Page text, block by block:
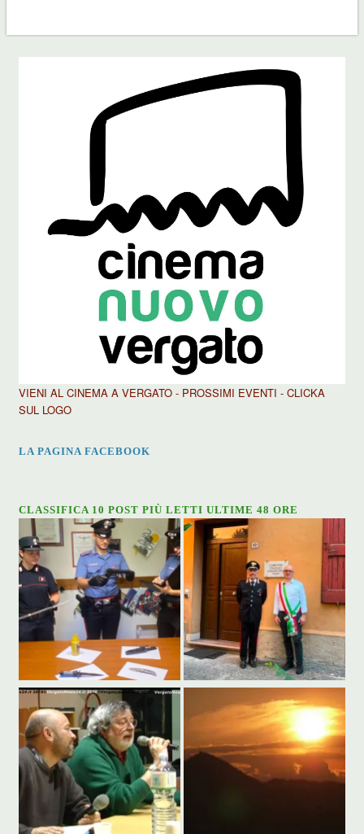
VIENI AL CINEMA A VERGATO - PROSSIMI EVENTI - CLICKA
SUL LOGO
LA PAGINA FACEBOOK
CLASSIFICA 10 POST PIÙ LETTI ULTIME 48 ORE